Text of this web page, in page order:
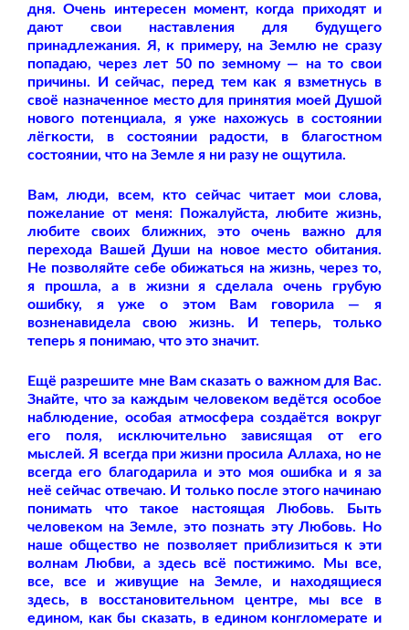
дня. Очень интересен момент, когда приходят и
дают свои наставления для будущего
принадлежания. Я, к примеру, на Землю не сразу
попадаю, через лет 50 по земному — на то свои
причины. И сейчас, перед тем как я взметнусь в
своё назначенное место для принятия моей Душой
нового потенциала, я уже нахожусь в состоянии
лёгкости, в состоянии радости, в благостном
состоянии, что на Земле я ни разу не ощутила.
Вам, люди, всем, кто сейчас читает мои слова,
пожелание от меня: Пожалуйста, любите жизнь,
любите своих ближних, это очень важно для
перехода Вашей Души на новое место обитания.
Не позволяйте себе обижаться на жизнь, через то,
я прошла, а в жизни я сделала очень грубую
ошибку, я уже о этом Вам говорила — я
возненавидела свою жизнь. И теперь, только
теперь я понимаю, что это значит.
Ещё разрешите мне Вам сказать о важном для Вас.
Знайте, что за каждым человеком ведётся особое
наблюдение, особая атмосфера создаётся вокруг
его поля, исключительно зависящая от его
мыслей. Я всегда при жизни просила Аллаха, но не
всегда его благодарила и это моя ошибка и я за
неё сейчас отвечаю. И только после этого начинаю
понимать что такое настоящая Любовь. Быть
человеком на Земле, это познать эту Любовь. Но
наше общество не позволяет приблизиться к эти
волнам Любви, а здесь всё постижимо. Мы все,
все, все и живущие на Земле, и находящиеся
здесь, в восстановительном центре, мы все в
едином, как бы сказать, в едином конгломерате и